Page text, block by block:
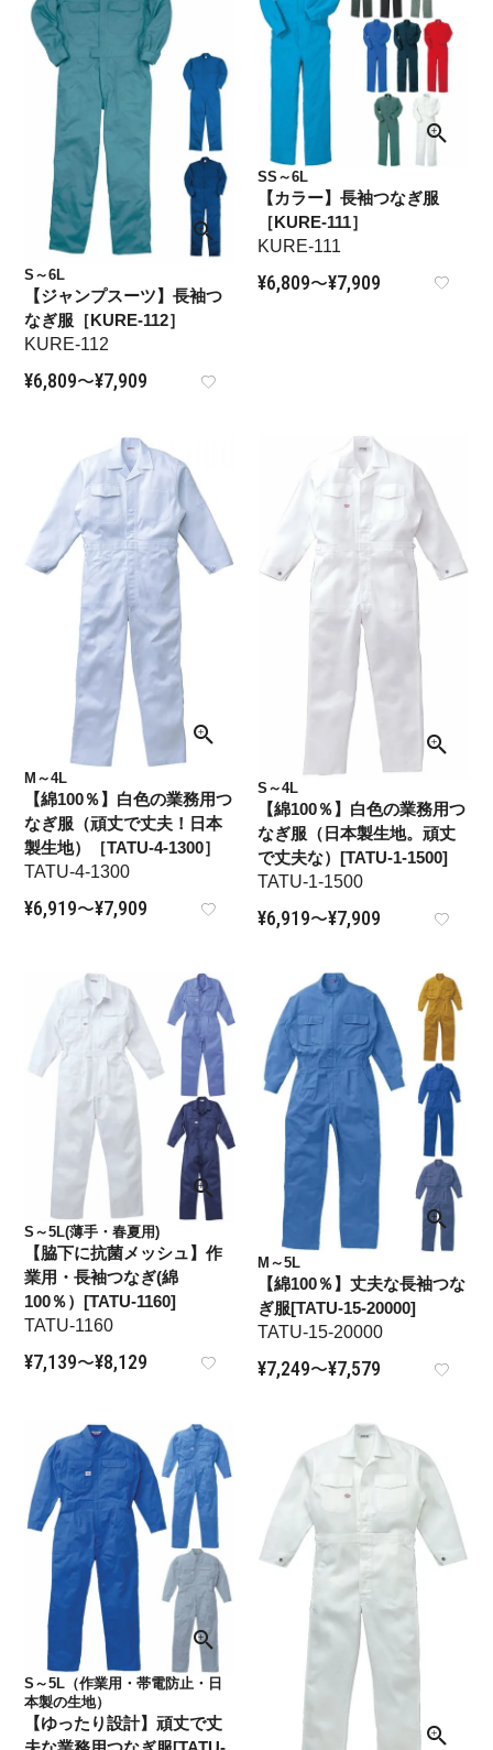
S～6L
【ジャンプスーツ】長袖つ
なぎ服［KURE-112］
KURE-112
¥6,809〜¥7,909
SS～6L
【カラー】長袖つなぎ服
［KURE-111］
KURE-111
¥6,809〜¥7,909
M～4L
【綿100％】白色の業務用つ
なぎ服（頑丈で丈夫！日本
製生地）［TATU-4-1300］
TATU-4-1300
¥6,919〜¥7,909
S～4L
【綿100％】白色の業務用つ
なぎ服（日本製生地。頑丈
で丈夫な）[TATU-1-1500]
TATU-1-1500
¥6,919〜¥7,909
S～5L(薄手・春夏用)
【脇下に抗菌メッシュ】作
業用・長袖つなぎ(綿
100％）[TATU-1160]
TATU-1160
¥7,139〜¥8,129
M～5L
【綿100％】丈夫な長袖つな
ぎ服[TATU-15-20000]
TATU-15-20000
¥7,249〜¥7,579
S～5L（作業用・帯電防止・日
本製の生地）
【ゆったり設計】頑丈で丈